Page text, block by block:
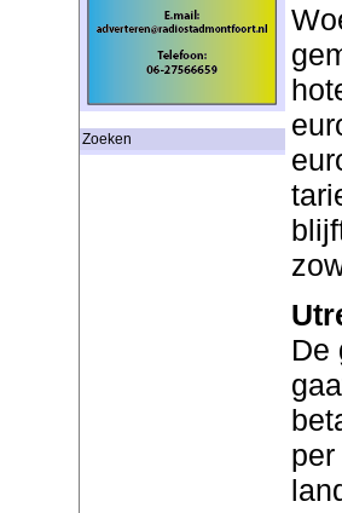
Zoeken
De